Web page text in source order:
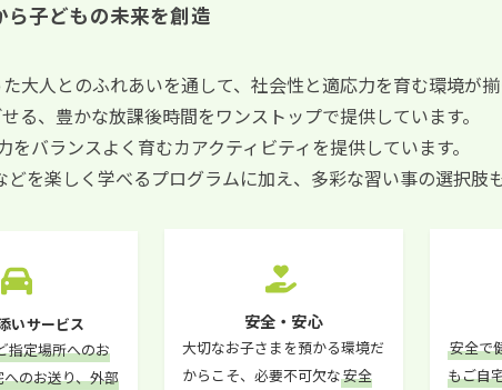
ら子どもの未来を創造
人とのふれあいを通して、社会性と適応力を育む環境が揃
、豊かな放課後時間をワンストップで提供しています。
バランスよく育むカアクティビティを提供しています。
を楽しく学べるプログラムに加え、多彩な習い事の選択肢
いサービス
指定場所へのお
のお送り、外部
安全・安心
大切なお子さまを預かる環境だ
からこそ、必要不可欠な安全
安全で
もご自